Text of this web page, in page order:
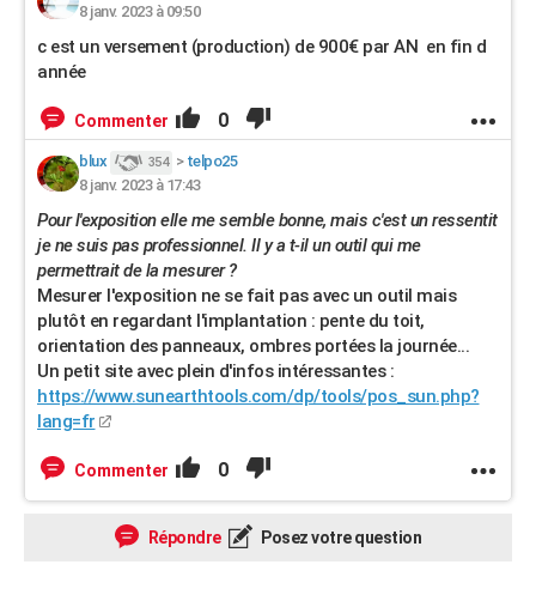
8 janv. 2023 à 09:50
c est un versement (production) de 900€ par AN en fin d
année
Commenter 0
blux 354 > telpo25
8 janv. 2023 à 17:43
Pour l'exposition elle me semble bonne, mais c'est un ressentit
je ne suis pas professionnel. Il y a t-il un outil qui me
permettrait de la mesurer ?
Mesurer l'exposition ne se fait pas avec un outil mais
plutôt en regardant l'implantation : pente du toit,
orientation des panneaux, ombres portées la journée...
Un petit site avec plein d'infos intéressantes :
https://www.sunearthtools.com/dp/tools/pos_sun.php?
lang=fr
Commenter 0
Répondre Posez votre question